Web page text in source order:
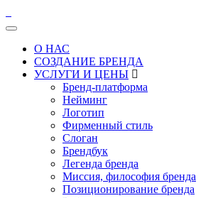
О НАС
СОЗДАНИЕ БРЕНДА
УСЛУГИ И ЦЕНЫ
Бренд-платформа
Нейминг
Логотип
Фирменный стиль
Слоган
Брендбук
Легенда бренда
Миссия, философия бренда
Позиционирование бренда